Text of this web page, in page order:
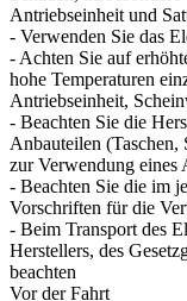
Antriebseinheit und
- Verwenden Sie das
- Achten Sie auf
hohe Temperaturen
Antriebseinheit,
- Beachten Sie die
Anbauteilen (Taschen,
zur Verwendung eines
- Beachten Sie die im
Vorschriften für die
- Beim Transport des
Herstellers, des
beachten
Vor der Fahrt